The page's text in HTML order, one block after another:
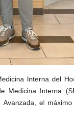
Interna del
Medicina Interna
el máximo